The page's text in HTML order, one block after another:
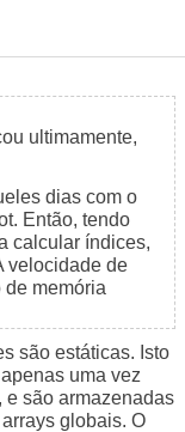
ultimamente,
dias com o
Então, tendo
calcular índices,
velocidade de
memória
são estáticas. Isto
uma vez
e são armazenadas
globais. O